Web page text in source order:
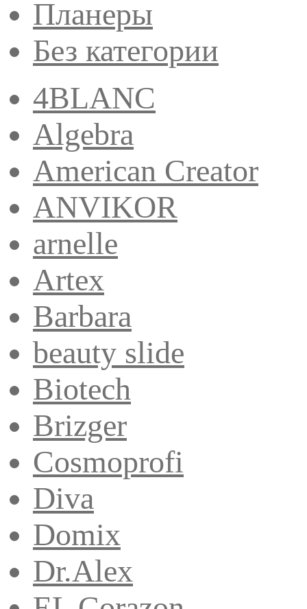
Планеры
Без категории
4BLANC
Algebra
American Creator
ANVIKOR
arnelle
Artex
Barbara
beauty slide
Biotech
Brizger
Cosmoprofi
Diva
Domix
Dr.Alex